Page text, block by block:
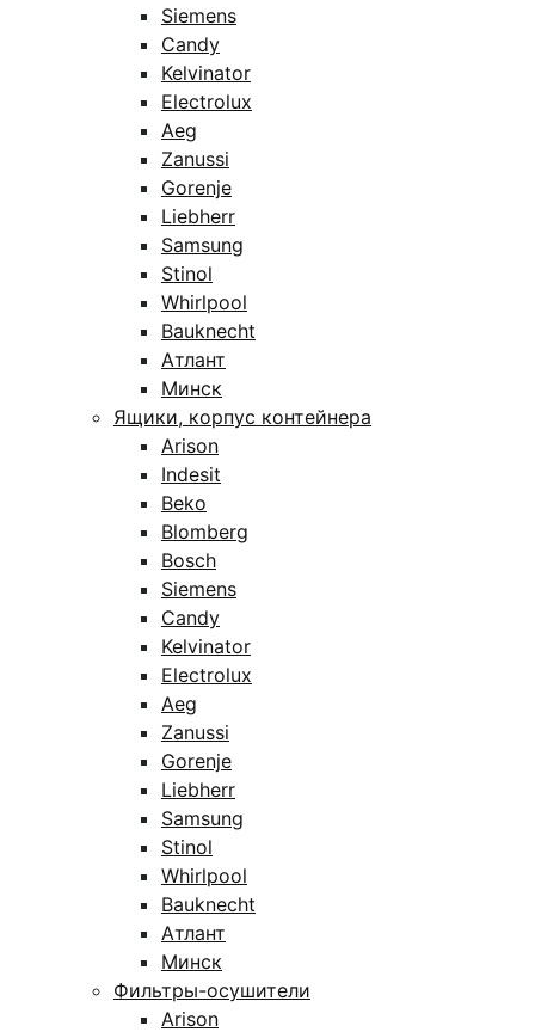
Siemens
Candy
Kelvinator
Electrolux
Aeg
Zanussi
Gorenje
Liebherr
Samsung
Stinol
Whirlpool
Bauknecht
Атлант
Минск
Ящики, корпус контейнера
Arison
Indesit
Beko
Blomberg
Bosch
Siemens
Candy
Kelvinator
Electrolux
Aeg
Zanussi
Gorenje
Liebherr
Samsung
Stinol
Whirlpool
Bauknecht
Атлант
Минск
Фильтры-осушители
Arison